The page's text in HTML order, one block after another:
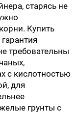
старясь не
Купить
требовательны
с кислотностью
для
грунты с